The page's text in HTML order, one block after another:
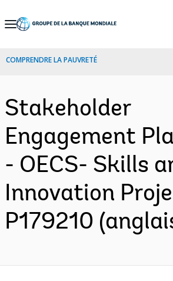
Skip
Navigation
COMPRENDRE LA PAUVRETÉ
Stakeholder
Engagement
- OECS- Skills
Innovation
P179210